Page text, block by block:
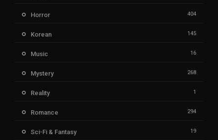
Horror 404
Korean 145
Music 16
Mystery 268
Reality 1
Romance 294
Sci-Fi & Fantasy 19